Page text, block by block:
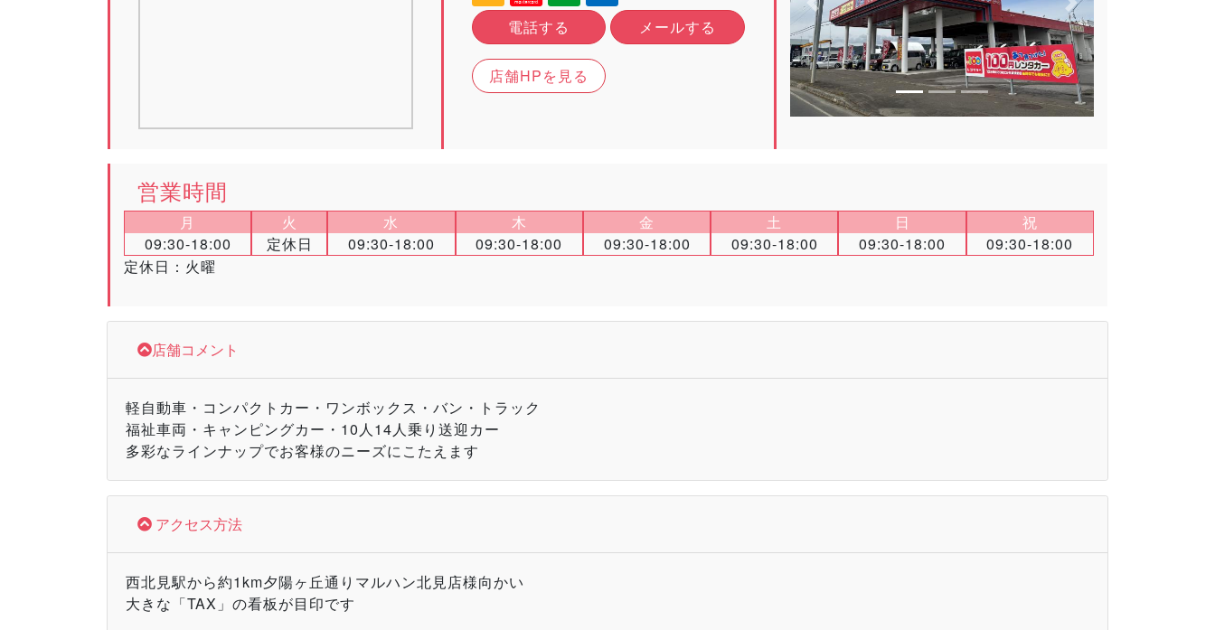
電話する メールする
店舗HPを見る
Previous Next
営業時間
月
09:30-18:00
火
定休日
水
09:30-18:00
木
09:30-18:00
金
09:30-18:00
土
09:30-18:00
日
09:30-18:00
祝
09:30-18:00
定休日：火曜
店舗コメント
軽自動車・コンパクトカー・ワンボックス・バン・トラック
福祉車両・キャンピングカー・10人14人乗り送迎カー
多彩なラインナップでお客様のニーズにこたえます
アクセス方法
西北見駅から約1km夕陽ヶ丘通りマルハン北見店様向かい
大きな「TAX」の看板が目印です